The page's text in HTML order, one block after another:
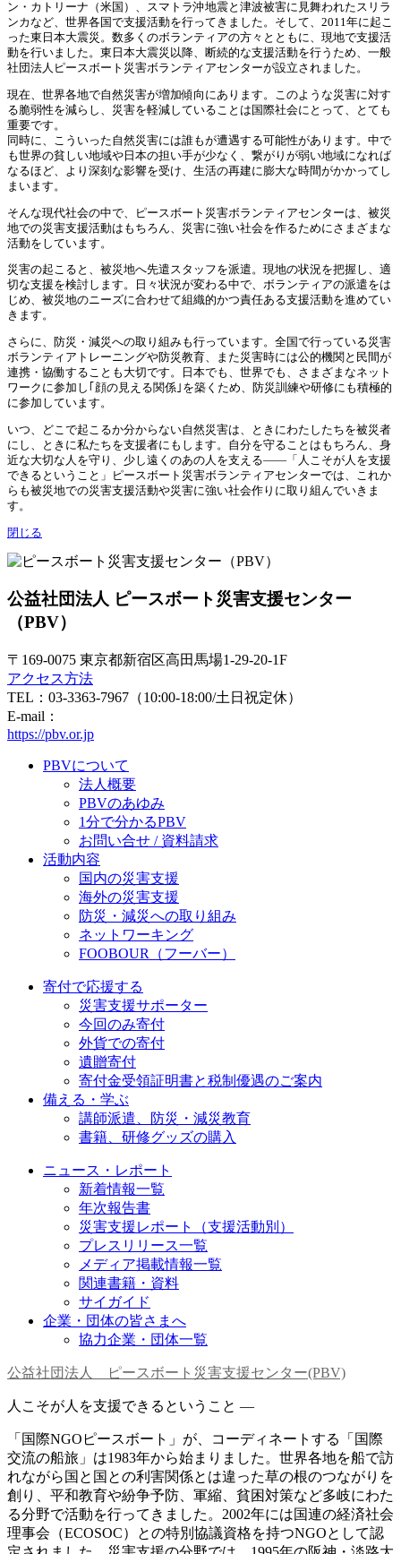
ン・カトリーナ（米国）、スマトラ沖地震と津波被害に見舞われたスリラ
ンカなど、世界各国で支援活動を行ってきました。そして、2011年に起こ
った東日本大震災。数多くのボランティアの方々とともに、現地で支援活
動を行いました。東日本大震災以降、断続的な支援活動を行うため、一般
社団法人ピースボート災害ボランティアセンターが設立されました。
現在、世界各地で自然災害が増加傾向にあります。このような災害に対す
る脆弱性を減らし、災害を軽減していることは国際社会にとって、とても
重要です。
同時に、こういった自然災害には誰もが遭遇する可能性があります。中で
も世界の貧しい地域や日本の担い手が少なく、繋がりが弱い地域になれば
なるほど、より深刻な影響を受け、生活の再建に膨大な時間がかかってし
まいます。
そんな現代社会の中で、ピースボート災害ボランティアセンターは、被災
地での災害支援活動はもちろん、災害に強い社会を作るためにさまざまな
活動をしています。
災害の起こると、被災地へ先遣スタッフを派遣。現地の状況を把握し、適
切な支援を検討します。日々状況が変わる中で、ボランティアの派遣をは
じめ、被災地のニーズに合わせて組織的かつ責任ある支援活動を進めてい
きます。
さらに、防災・減災への取り組みも行っています。全国で行っている災害
ボランティアトレーニングや防災教育、また災害時には公的機関と民間が
連携・協働することも大切です。日本でも、世界でも、さまざまなネット
ワークに参加し｢顔の見える関係｣を築くため、防災訓練や研修にも積極的
に参加しています。
いつ、どこで起こるか分からない自然災害は、ときにわたしたちを被災者
にし、ときに私たちを支援者にもします。自分を守ることはもちろん、身
近な大切な人を守り、少し遠くのあの人を支える——「人こそが人を支援
できるということ」ピースボート災害ボランティアセンターでは、これか
らも被災地での災害支援活動や災害に強い社会作りに取り組んでいきま
す。
閉じる
公益社団法人 ピースボート災害支援センター
（PBV）
〒169-0075 東京都新宿区高田馬場1-29-20-1F
アクセス方法
TEL：03-3363-7967（10:00-18:00/土日祝定休）
E-mail：
https://pbv.or.jp
PBVについて
法人概要
PBVのあゆみ
1分で分かるPBV
お問い合せ / 資料請求
活動内容
国内の災害支援
海外の災害支援
防災・減災への取り組み
ネットワーキング
FOOBOUR（フーバー）
寄付で応援する
災害支援サポーター
今回のみ寄付
外貨での寄付
遺贈寄付
寄付金受領証明書と税制優遇のご案内
備える・学ぶ
講師派遣、防災・減災教育
書籍、研修グッズの購入
ニュース・レポート
新着情報一覧
年次報告書
災害支援レポート（支援活動別）
プレスリリース一覧
メディア掲載情報一覧
関連書籍・資料
サイガイド
企業・団体の皆さまへ
協力企業・団体一覧
公益社団法人 ピースボート災害支援センター(PBV)
人こそが人を支援できるということ —
「国際NGOピースボート」が、コーディネートする「国際
交流の船旅」は1983年から始まりました。世界各地を船で訪
れながら国と国との利害関係とは違った草の根のつながりを
創り、平和教育や紛争予防、軍縮、貧困対策など多岐にわた
る分野で活動を行ってきました。2002年には国連の経済社会
理事会（ECOSOC）との特別協議資格を持つNGOとして認